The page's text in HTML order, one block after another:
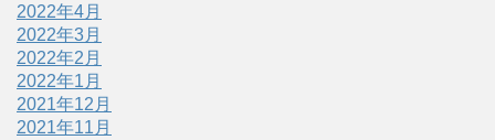
2022年4月
2022年3月
2022年2月
2022年1月
2021年12月
2021年11月